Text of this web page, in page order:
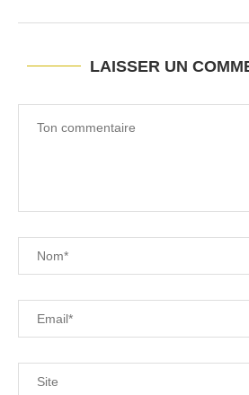
LAISSER UN